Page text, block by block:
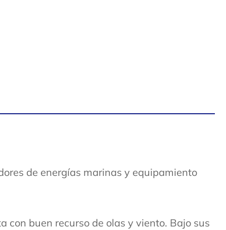
de energías marinas y equipamiento
con buen recurso de olas y viento. Bajo sus